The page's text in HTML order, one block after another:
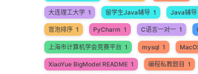
大连理工大学 1 留学生Java辅导 1 Java辅导
冒泡排序 1 PyCharm 1 C语言一对一 1
上海市计算机学会竞赛平台 1 mysql 1
XiaoYue BigModel README 1 编程私教题目 1